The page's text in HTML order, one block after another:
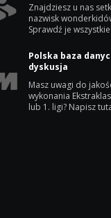
Znajdziesz u nas
nazwisk
Sprawdź je
Polska baza
dyskusja
Masz uwagi do
wykonania
lub 1. ligi? Napisz